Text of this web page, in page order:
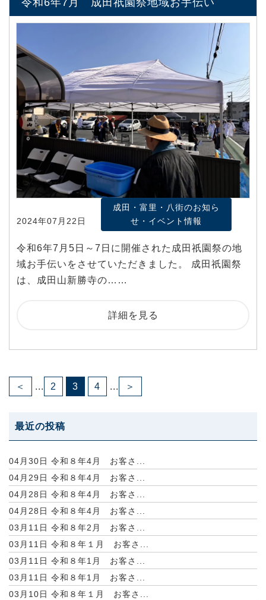
令和6年7月 成田祇園祭地域お手伝い
2024年07月22日
成田・富里・八街のお知ら
せ・イベント情報
令和6年7月5日～7日に開催された成田祇園祭の地
域お手伝いをさせていただきました。 成田祇園祭
は、成田山新勝寺の……
詳細を見る
＜ ... 2 3 4 ... ＞
最近の投稿
04月30日 令和８年4月 お客さ...
04月29日 令和８年4月 お客さ...
04月28日 令和８年4月 お客さ...
04月28日 令和８年4月 お客さ...
03月11日 令和８年2月 お客さ...
03月11日 令和８年１月 お客さ...
03月11日 令和８年1月 お客さ...
03月11日 令和８年1月 お客さ...
03月10日 令和８年１月 お客さ...